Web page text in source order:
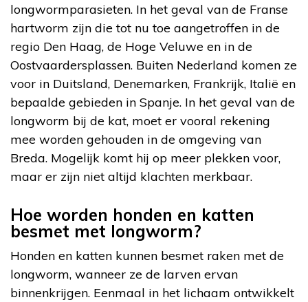
longwormparasieten. In het geval van de Franse
hartworm zijn die tot nu toe aangetroffen in de
regio Den Haag, de Hoge Veluwe en in de
Oostvaardersplassen. Buiten Nederland komen ze
voor in Duitsland, Denemarken, Frankrijk, Italië en
bepaalde gebieden in Spanje. In het geval van de
longworm bij de kat, moet er vooral rekening
mee worden gehouden in de omgeving van
Breda. Mogelijk komt hij op meer plekken voor,
maar er zijn niet altijd klachten merkbaar.
Hoe worden honden en katten
besmet met longworm?
Honden en katten kunnen besmet raken met de
longworm, wanneer ze de larven ervan
binnenkrijgen. Eenmaal in het lichaam ontwikkelt